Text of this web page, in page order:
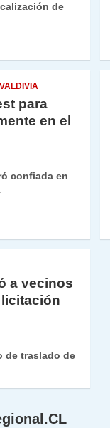
de
VALDIVIA
para
en el
confiada en
a vecinos
de traslado de